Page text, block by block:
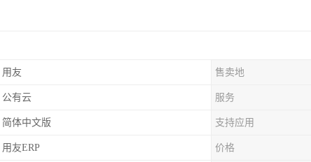
用友 售卖地
公有云 服务
简体中文版 支持应用
用友ERP 价格